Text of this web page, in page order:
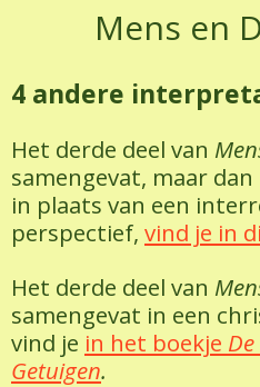
de
Mens en
4 andere
Het derde deel van
samengevat, maar
in plaats van een
perspectief, vind je in
Het derde deel van
samengevat in een
vind je in het boekje
Getuigen.